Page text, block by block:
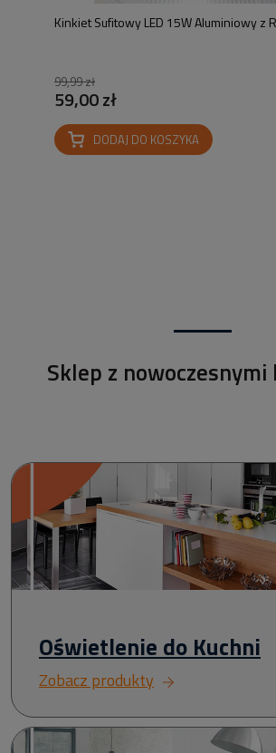
Kinkiet Sufitowy LED 15W Aluminiowy z
99,99 zł
59,00 zł
DODAJ DO KOSZYKA
Sklep z
Oświetlenie do Kuchni
Zobacz produkty